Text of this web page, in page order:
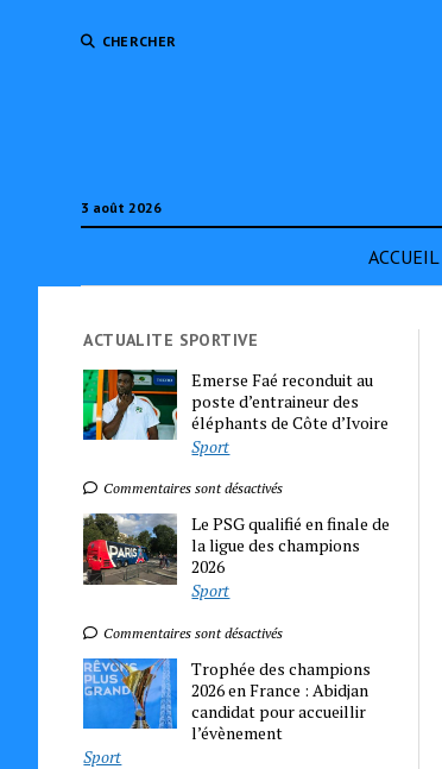
CHERCHER
3 août 2026
ACCUEIL
ACTUALITE SPORTIVE
Emerse Faé reconduit au
poste d’entraineur des
éléphants de Côte d’Ivoire
Sport
Commentaires sont désactivés
Le PSG qualifié en finale de
la ligue des champions
2026
Sport
Commentaires sont désactivés
Trophée des champions
2026 en France : Abidjan
candidat pour accueillir
l’évènement
Sport